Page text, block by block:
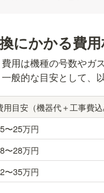
にかかる費
用は機種の号数やガ
般的な目安として、
用目安（機器代＋工事費込
〜25万円
〜28万円
〜35万円